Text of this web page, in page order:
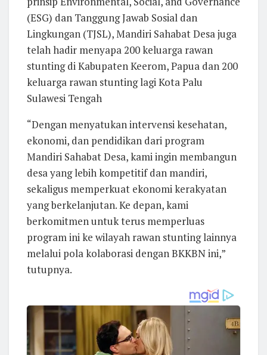
(ESG) dan Tanggung Jawab Sosial dan
Lingkungan (TJSL), Mandiri Sahabat Desa juga
telah hadir menyapa 200 keluarga rawan
stunting di Kabupaten Keerom, Papua dan 200
keluarga rawan stunting lagi Kota Palu
Sulawesi Tengah
“Dengan menyatukan intervensi kesehatan,
ekonomi, dan pendidikan dari program
Mandiri Sahabat Desa, kami ingin membangun
desa yang lebih kompetitif dan mandiri,
sekaligus memperkuat ekonomi kerakyatan
yang berkelanjutan. Ke depan, kami
berkomitmen untuk terus memperluas
program ini ke wilayah rawan stunting lainnya
melalui pola kolaborasi dengan BKKBN ini,”
tutupnya.